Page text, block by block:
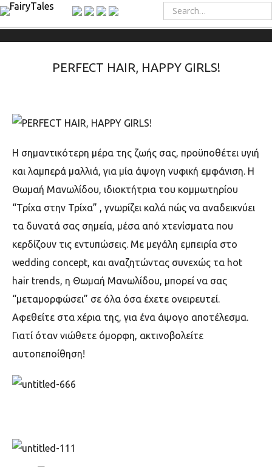
PERFECT HAIR, HAPPY GIRLS!
Η σημαντικότερη μέρα της ζωής σας, προϋποθέτει υγιή
και λαμπερά μαλλιά, για μία άψογη νυφική εμφάνιση. Η
Θωμαή Μανωλίδου, ιδιοκτήτρια του κομμωτηρίου
“Τρίχα στην Τρίχα” , γνωρίζει καλά πώς να αναδεικνύει
τα δυνατά σας σημεία, μέσα από χτενίσματα που
κερδίζουν τις εντυπώσεις. Με μεγάλη εμπειρία στο
wedding concept, και αναζητώντας συνεχώς τα hot
hair trends, η Θωμαή Μανωλίδου, μπορεί να σας
“μεταμορφώσει” σε όλα όσα έχετε ονειρευτεί.
Αφεθείτε στα χέρια της, για ένα άψογο αποτέλεσμα.
Γιατί όταν νιώθετε όμορφη, ακτινοβολείτε
αυτοπεποίθηση!